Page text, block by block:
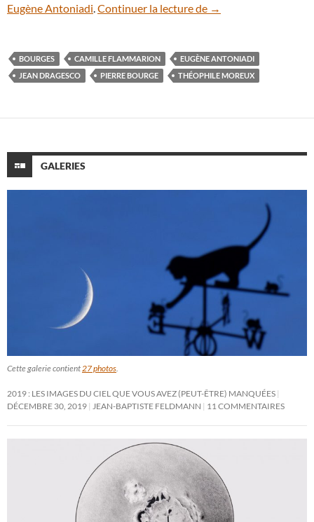
Eugène Antoniadi.Continuer la lecture de Théophile Moreux,
→
BOURGES CAMILLE FLAMMARION
EUGÈNE ANTONIADI
JEAN DRAGESCO
PIERRE BOURGE THÉOPHILE MOREUX
GALERIES
Cette galerie contient 27 photos
2019 : LES IMAGES DU CIEL QUE VOUS AVEZ (PEUT-ÊTRE) MANQUÉES
DÉCEMBRE 30, 2019
JEAN-BAPTISTE FELDMANN 11 COMMENTAIRES